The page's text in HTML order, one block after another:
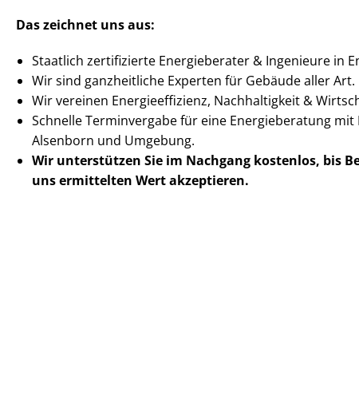
Das zeichnet uns aus:
Staatlich zertifizierte Energieberater & Ingenieure in
Wir sind ganzheitliche Experten für Gebäude aller Art.
Wir vereinen En­er­gie­ef­fi­zi­enz, Nachhaltigkeit &
Schnelle Terminvergabe für eine Energieberatung mit
Alsenborn und Umgebung.
Wir unterstützen Sie im Nachgang kostenlos, bis
uns ermittelten Wert akzeptieren.